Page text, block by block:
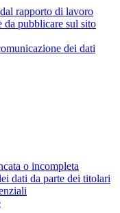
rapporto di lavoro
da pubblicare sul sito
dei dati
o incompleta
dati da parte dei titolari